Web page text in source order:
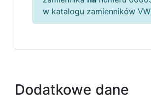
w katalogu zamienników
Dodatkowe dane